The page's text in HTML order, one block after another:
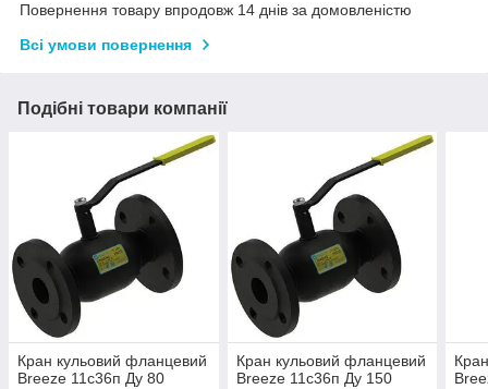
Повернення товару впродовж 14 днів за домовленістю
Всі умови повернення
Подібні товари компанії
Кран кульовий фланцевий
Breeze 11с36п Ду 80
Кран кульовий фланцевий
Breeze 11с36п Ду 150